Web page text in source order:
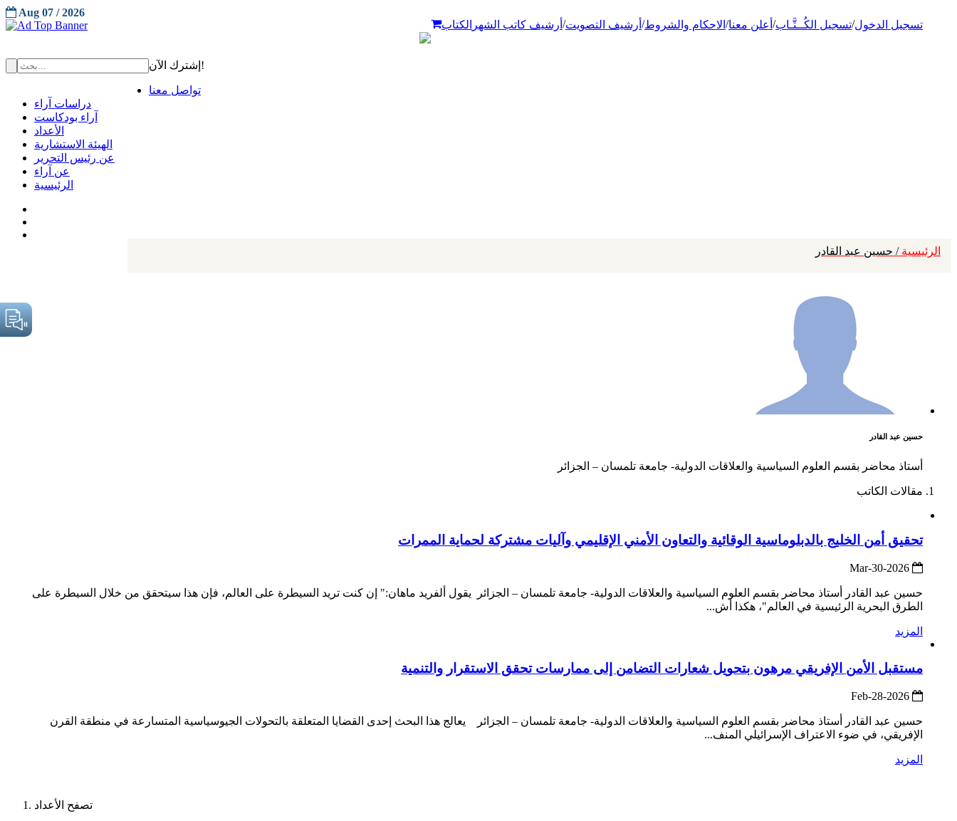
تسجيل الدخول/تسجيل الكُــتَّـاب/ أعلن معنا/ الاحكام والشروط/ أرشيف التصويت/ أرشيف كاتب الشهر الكتاب
Aug 07 / 2026
إشترك الآن!
تواصل معنا
دراسات آراء
آراء بودكاست
الأعداد
الهيئة الاستشارية
عن رئيس التحرير
عن آراء
الرئيسية
الرئيسية / حسين عبد القادر
حسين عبد القادر
أستاذ محاضر بقسم العلوم السياسية والعلاقات الدولية- جامعة تلمسان – الجزائر
مقالات الكاتب
تحقيق أمن الخليج بالدبلوماسية الوقائية والتعاون الأمني الإقليمي وآليات مشتركة لحماية الممرات
حسين عبد القادر أستاذ محاضر بقسم العلوم السياسية والعلاقات الدولية- جامعة تلمسان – الجزائر يقول ألفريد ماهان:" إن كنت تريد السيطرة على العالم، فإن هذا سيتحقق من خلال السيطرة على
الطرق البحرية الرئيسية في العالم"، هكذا أش...
المزيد
مستقبل الأمن الإفريقي مرهون بتحويل شعارات التضامن إلى ممارسات تحقق الاستقرار والتنمية
حسين عبد القادر أستاذ محاضر بقسم العلوم السياسية والعلاقات الدولية- جامعة تلمسان – الجزائر يعالج هذا البحث إحدى القضايا المتعلقة بالتحولات الجيوسياسية المتسارعة في منطقة القرن
الإفريقي، في ضوء الاعتراف الإسرائيلي المنف...
المزيد
تصفح الأعداد